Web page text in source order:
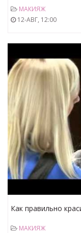
МАКИЯЖ
12-АВГ, 12:00
Как правильно
МАКИЯЖ